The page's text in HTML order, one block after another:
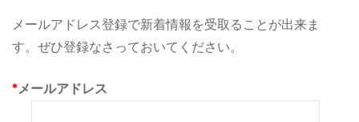
メールアドレス登録で新着情報を受取ることが出来ま
す。ぜひ登録なさっておいてください。
*メールアドレス